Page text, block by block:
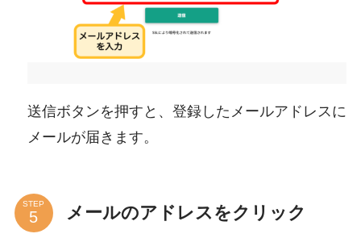
送信ボタンを押すと、登録したメールアドレスに
メールが届きます。
STEP メールのアドレスをクリック